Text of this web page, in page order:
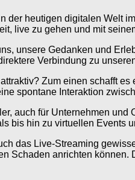
der heutigen digitalen Welt
live zu gehen und mit
unsere Gedanken und
Verbindung zu
Zum einen schafft
spontane Interaktion
auch für Unternehmen
bis hin zu virtuellen Events
das Live-Streaming
Schaden anrichten